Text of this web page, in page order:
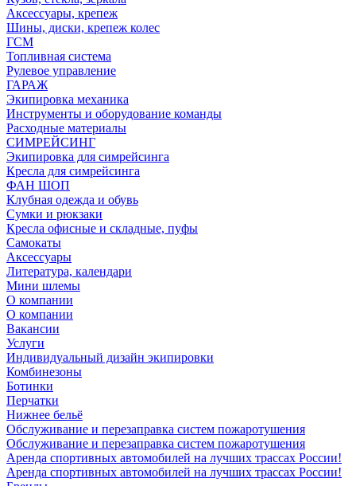
Аксессуары, крепеж
Шины, диски, крепеж колес
ГСМ
Топливная система
Рулевое управление
ГАРАЖ
Экипировка механика
Инструменты и оборудование команды
Расходные материалы
СИМРЕЙСИНГ
Экипировка для симрейсинга
Кресла для симрейсинга
ФАН ШОП
Клубная одежда и обувь
Сумки и рюкзаки
Кресла офисные и складные, пуфы
Самокаты
Аксессуары
Литература, календари
Мини шлемы
О компании
О компании
Вакансии
Услуги
Индивидуальный дизайн экипировки
Комбинезоны
Ботинки
Перчатки
Нижнее бельё
Обслуживание и перезаправка систем пожаротушения
Обслуживание и перезаправка систем пожаротушения
Аренда спортивных автомобилей на лучших трассах России!
Аренда спортивных автомобилей на лучших трассах России!